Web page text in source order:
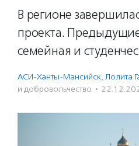
В регионе
проекта.
семейная и
АСИ-Ханты-Мансийск, Лолита
и доброволь­чест­во ·